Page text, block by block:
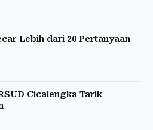
Lebih dari 20 Pertanyaan
Cicalengka Tarik